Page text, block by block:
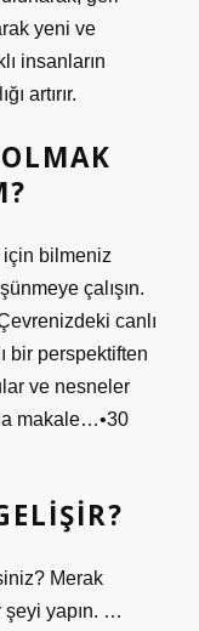
yeni ve
insanların
artırır.
için bilmeniz
çalışın.
canlı
bir perspektiften
ve nesneler
makale…•30
Merak
şeyi yapın. …